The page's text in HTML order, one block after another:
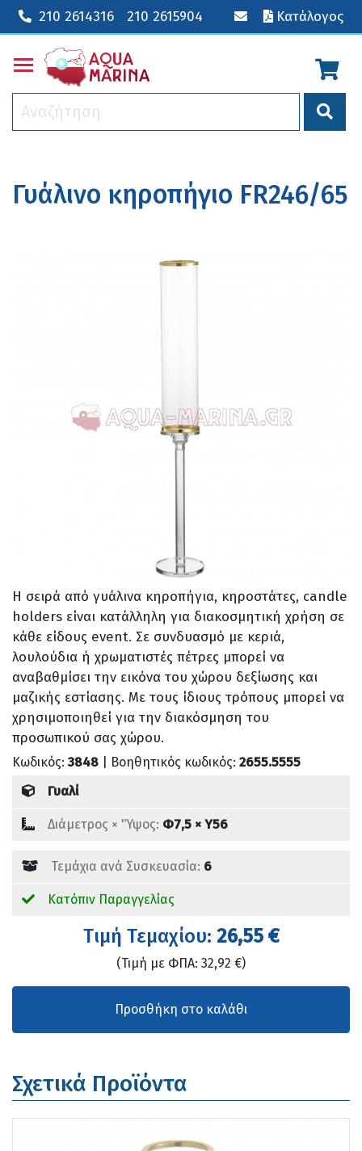
210 2614316 210 2615904 Κατάλογος
Toggle main menu visibility
Γυάλινο κηροπήγιο FR246/65
Η σειρά από γυάλινα κηροπήγια, κηροστάτες, candle
holders είναι κατάλληλη για διακοσμητική χρήση σε
κάθε είδους event. Σε συνδυασμό με κεριά,
λουλούδια ή χρωματιστές πέτρες μπορεί να
αναβαθμίσει την εικόνα του χώρου δεξίωσης και
μαζικής εστίασης. Με τους ίδιους τρόπους μπορεί να
χρησιμοποιηθεί για την διακόσμηση του
προσωπικού σας χώρου.
Κωδικός:3848 | Βοηθητικός κωδικός: 2655.5555
Γυαλί
Διάμετρος × 'Ύψος: Φ7,5 × Υ56
Τεμάχια ανά Συσκευασία: 6
Κατόπιν Παραγγελίας
Tιμή Τεμαχίου: 26,55 €
(Τιμή με ΦΠΑ: 32,92 €)
Σχετικά Προϊόντα